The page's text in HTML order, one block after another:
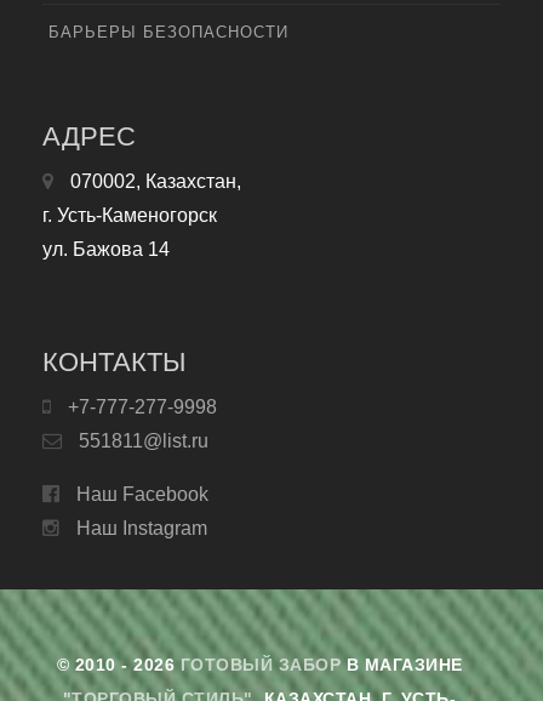
БАРЬЕРЫ БЕЗОПАСНОСТИ
АДРЕС
070002, Казахстан,
г. Усть-Каменогорск
ул. Бажова 14
КОНТАКТЫ
+7-777-277-9998
551811@list.ru
Наш Facebook
Наш Instagram
© 2010 - 2026 ГОТОВЫЙ ЗАБОРВ МАГАЗИНЕ